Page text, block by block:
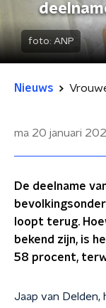
foto: ANP
Nieuws
ma 20 januari
De deelname
loopt terug.
bekend zijn, is
58 procent,
Jaap van